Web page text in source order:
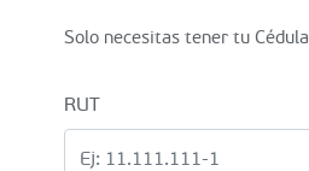
Solo necesitas tener tu
RUT